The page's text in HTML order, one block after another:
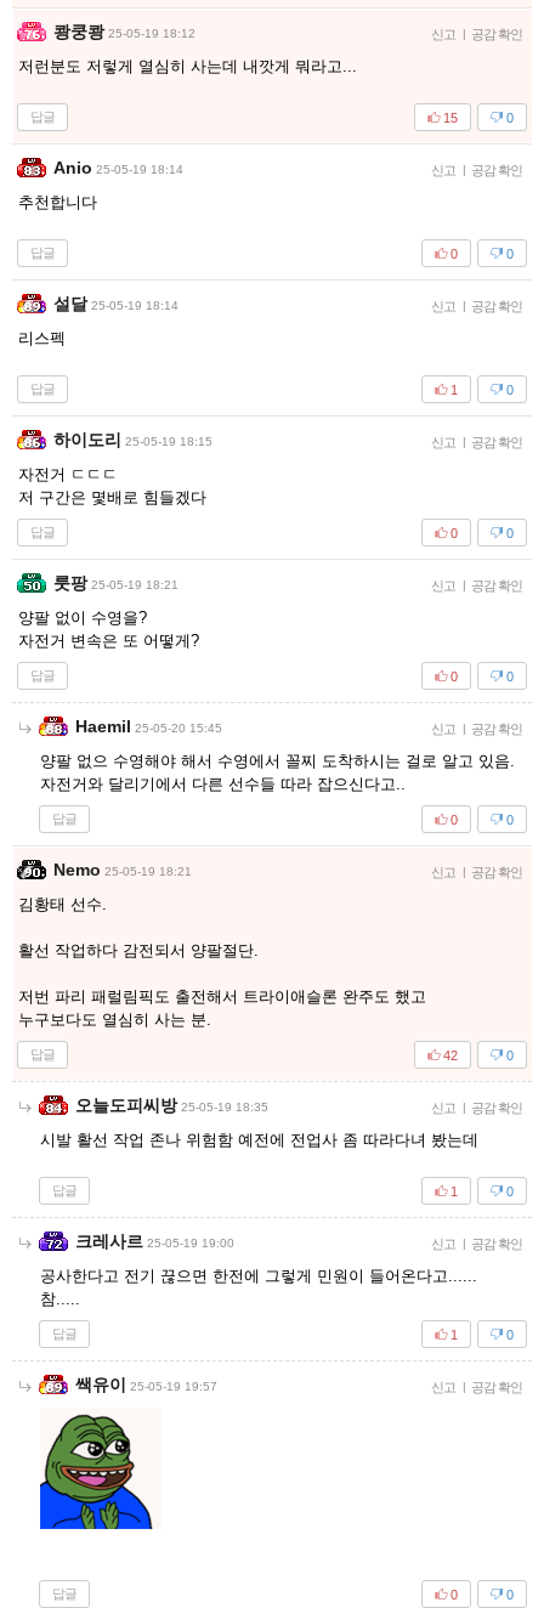
쾅쿵쾅 25-05-19 18:12 신고 공감 확인
저런분도 저렇게 열심히 사는데 내깟게 뭐라고...
답글 0
15
Anio 25-05-19 18:14 신고 공감 확인
추천합니다
답글 0
0
설달 25-05-19 18:14 신고 공감 확인
리스펙
답글 0
1
하이도리 25-05-19 18:15 신고 공감 확인
자전거 ㄷㄷㄷ
저 구간은 몇배로 힘들겠다
답글 0
0
룻팡 25-05-19 18:21 신고 공감 확인
양팔 없이 수영을?
자전거 변속은 또 어떻게?
답글 0
0
Haemil 25-05-20 15:45 신고 공감 확인
양팔 없으 수영해야 해서 수영에서 꼴찌 도착하시는 걸로 알고 있음.
자전거와 달리기에서 다른 선수들 따라 잡으신다고..
답글 0
0
Nemo 25-05-19 18:21 신고 공감 확인
김황태 선수.
활선 작업하다 감전되서 양팔절단.
저번 파리 패럴림픽도 출전해서 트라이애슬론 완주도 했고
누구보다도 열심히 사는 분.
답글 0
42
오늘도피씨방 25-05-19 18:35 신고 공감 확인
시발 활선 작업 존나 위험함 예전에 전업사 좀 따라다녀 봤는데
답글 0
1
크레사르 25-05-19 19:00 신고 공감 확인
공사한다고 전기 끊으면 한전에 그렇게 민원이 들어온다고......
참.....
답글 0
1
쌕유이 25-05-19 19:57 신고 공감 확인
답글 0
0